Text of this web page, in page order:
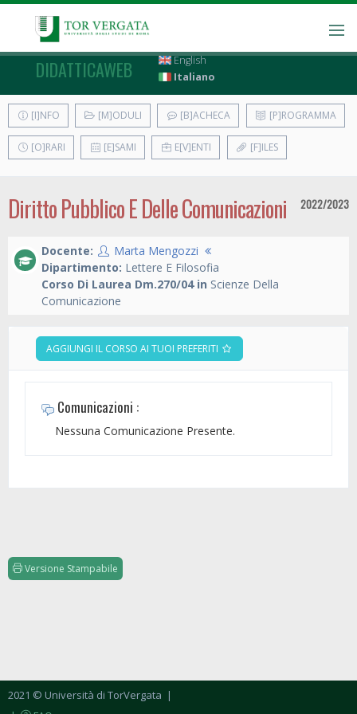
DIDATTICAWEB
English
Italiano
[I]NFO [M]ODULI [B]ACHECA [P]ROGRAMMA
[O]RARI [E]SAMI E[V]ENTI [F]ILES
Diritto Pubblico E Delle Comunicazioni 2022/2023
Docente:
Marta Mengozzi
Dipartimento: Lettere E Filosofia
Corso Di Laurea Dm.270/04 in Scienze Della
Comunicazione
AGGIUNGI IL CORSO AI TUOI PREFERITI
Comunicazioni :
Nessuna Comunicazione Presente.
Versione Stampabile
2021 © Università di TorVergata |